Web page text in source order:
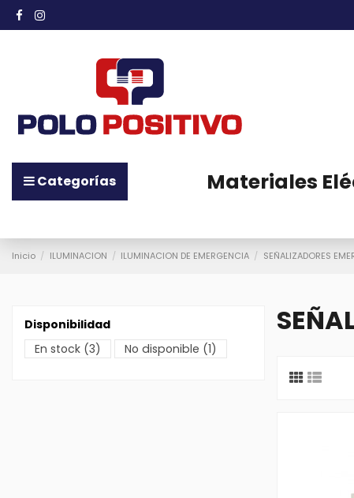
Categorías Materiales
Inicio ILUMINACION ILUMINACION DE EMERGENCIA SEÑALIZADORES
Disponibilidad
En stock (3) No disponible (1)